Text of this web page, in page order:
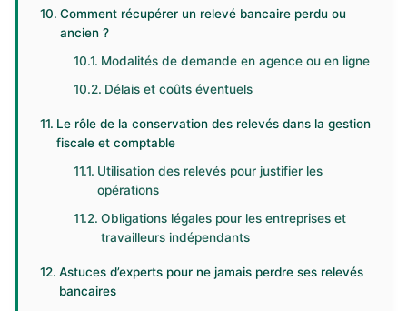
Comment récupérer un relevé bancaire perdu ou
ancien ?
Modalités de demande en agence ou en ligne
Délais et coûts éventuels
Le rôle de la conservation des relevés dans la gestion
fiscale et comptable
Utilisation des relevés pour justifier les
opérations
Obligations légales pour les entreprises et
travailleurs indépendants
Astuces d’experts pour ne jamais perdre ses relevés
bancaires